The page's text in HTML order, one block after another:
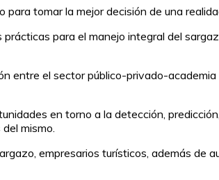
tomar la mejor decisión de una
para el manejo integral del
entre el sector público-privado-
en torno a la detección,
mismo.
empresarios turísticos, además de